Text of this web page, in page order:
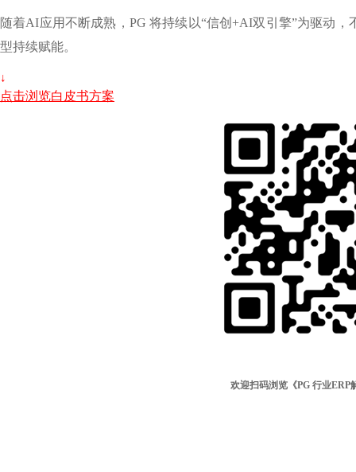
随着AI应用不断成熟，PG 将持续以“信创+AI双引擎”为驱动
型持续赋能。
↓
点击浏览白皮书方案
欢迎扫码浏览《PG 行业ERP